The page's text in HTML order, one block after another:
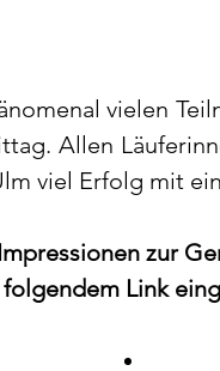
vielen
Allen
viel Erfolg mit
zur
Link